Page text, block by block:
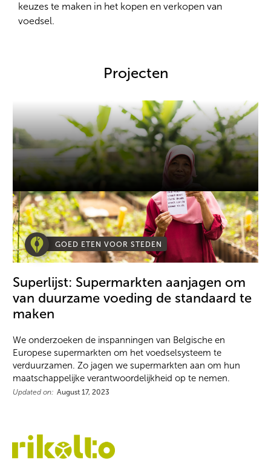
keuzes te maken in het kopen en verkopen van
voedsel.
Projecten
GOED ETEN VOOR STEDEN
Superlijst: Supermarkten aanjagen om
van duurzame voeding de standaard te
maken
We onderzoeken de inspanningen van Belgische en
Europese supermarkten om het voedselsysteem te
verduurzamen. Zo jagen we supermarkten aan om hun
maatschappelijke verantwoordelijkheid op te nemen.
Updated on: August 17, 2023